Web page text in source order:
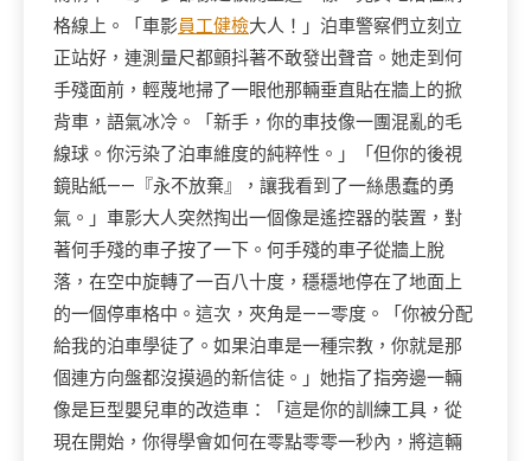
格線上。「車影員工健檢大人！」泊車警察們立刻立
正站好，連測量尺都顫抖著不敢發出聲音。她走到何
手殘面前，輕蔑地掃了一眼他那輛垂直貼在牆上的掀
背車，語氣冰冷。「新手，你的車技像一團混亂的毛
線球。你污染了泊車維度的純粹性。」「但你的後視
鏡貼紙——『永不放棄』，讓我看到了一絲愚蠢的勇
氣。」車影大人突然掏出一個像是遙控器的裝置，對
著何手殘的車子按了一下。何手殘的車子從牆上脫
落，在空中旋轉了一百八十度，穩穩地停在了地面上
的一個停車格中。這次，夾角是——零度。「你被分配
給我的泊車學徒了。如果泊車是一種宗教，你就是那
個連方向盤都沒摸過的新信徒。」她指了指旁邊一輛
像是巨型嬰兒車的改造車：「這是你的訓練工具，從
現在開始，你得學會如何在零點零零一秒內，將這輛